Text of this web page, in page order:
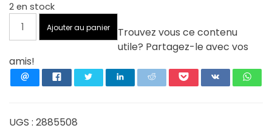
initial
était :
30,00 €.
est :
15,00 €.
2 en stock
quantité
avec
pendentif
Argent
Ajouter au panier
Trouvez vous ce contenu
utile? Partagez-le avec vos
amis!
UGS : 2885508